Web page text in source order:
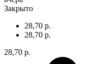
Закрыто
28,70 р.
28,70 р.
28,70 р.